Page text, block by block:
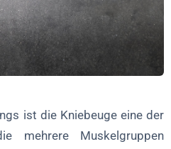
Squats abzielen
ist die Kniebeuge eine der
mehrere Muskelgruppen